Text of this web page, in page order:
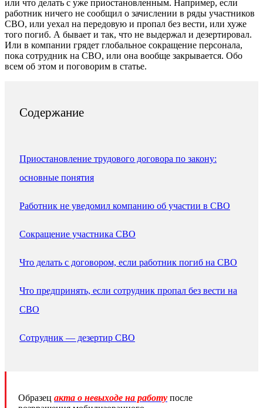
или что делать с уже приостановленным. Например, если
работник ничего не сообщил о зачислении в ряды участников
СВО, или уехал на передовую и пропал без вести, или хуже
того погиб. А бывает и так, что не выдержал и дезертировал.
Или в компании грядет глобальное сокращение персонала,
пока сотрудник на СВО, или она вообще закрывается. Обо
всем об этом и поговорим в статье.
Содержание
Приостановление трудового договора по закону:
основные понятия
Работник не уведомил компанию об участии в СВО
Сокращение участника СВО
Что делать с договором, если работник погиб на СВО
Что предпринять, если сотрудник пропал без вести на
СВО
Сотрудник — дезертир СВО
Образец акта о невыходе на работу после